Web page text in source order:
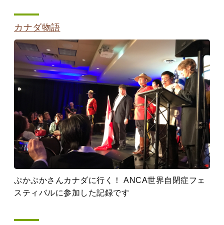
カナダ物語
ぷかぷかさんカナダに行く！ ANCA世界自閉症フェ
スティバルに参加した記録です